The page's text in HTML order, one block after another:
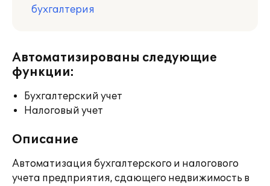
бухгалтерия
Автоматизированы следующие
функции:
Бухгалтерский учет
Налоговый учет
Описание
Автоматизация бухгалтерского и налогового
учета предприятия, сдающего недвижимость в